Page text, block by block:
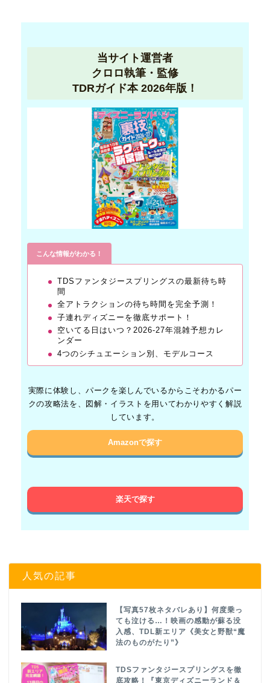
当サイト運営者
クロロ執筆・監修
TDRガイド本 2026年版！
こんな情報がわかる！
TDSファンタジースプリングスの最新待ち時
間
全アトラクションの待ち時間を完全予測！
子連れディズニーを徹底サポート！
空いてる日はいつ？2026-27年混雑予想カレ
ンダー
4つのシチュエーション別、モデルコース
実際に体験し、パークを楽しんでいるからこそわかるパー
クの攻略法を、図解・イラストを用いてわかりやすく解説
しています。
Amazonで探す
楽天で探す
人気の記事
【写真57枚ネタバレあり】何度乗っ
ても泣ける…！映画の感動が蘇る没
入感、TDL新エリア《美女と野獣“魔
法のものがたり”》
TDSファンタジースプリングスを徹
底攻略！『東京ディズニーランド＆